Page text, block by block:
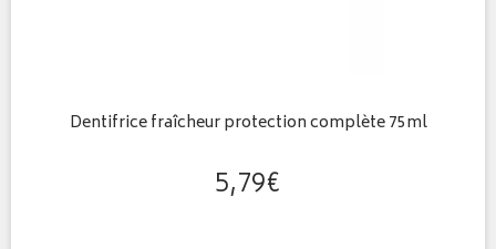
Dentifrice fraîcheur protection complète 75ml
5,79€